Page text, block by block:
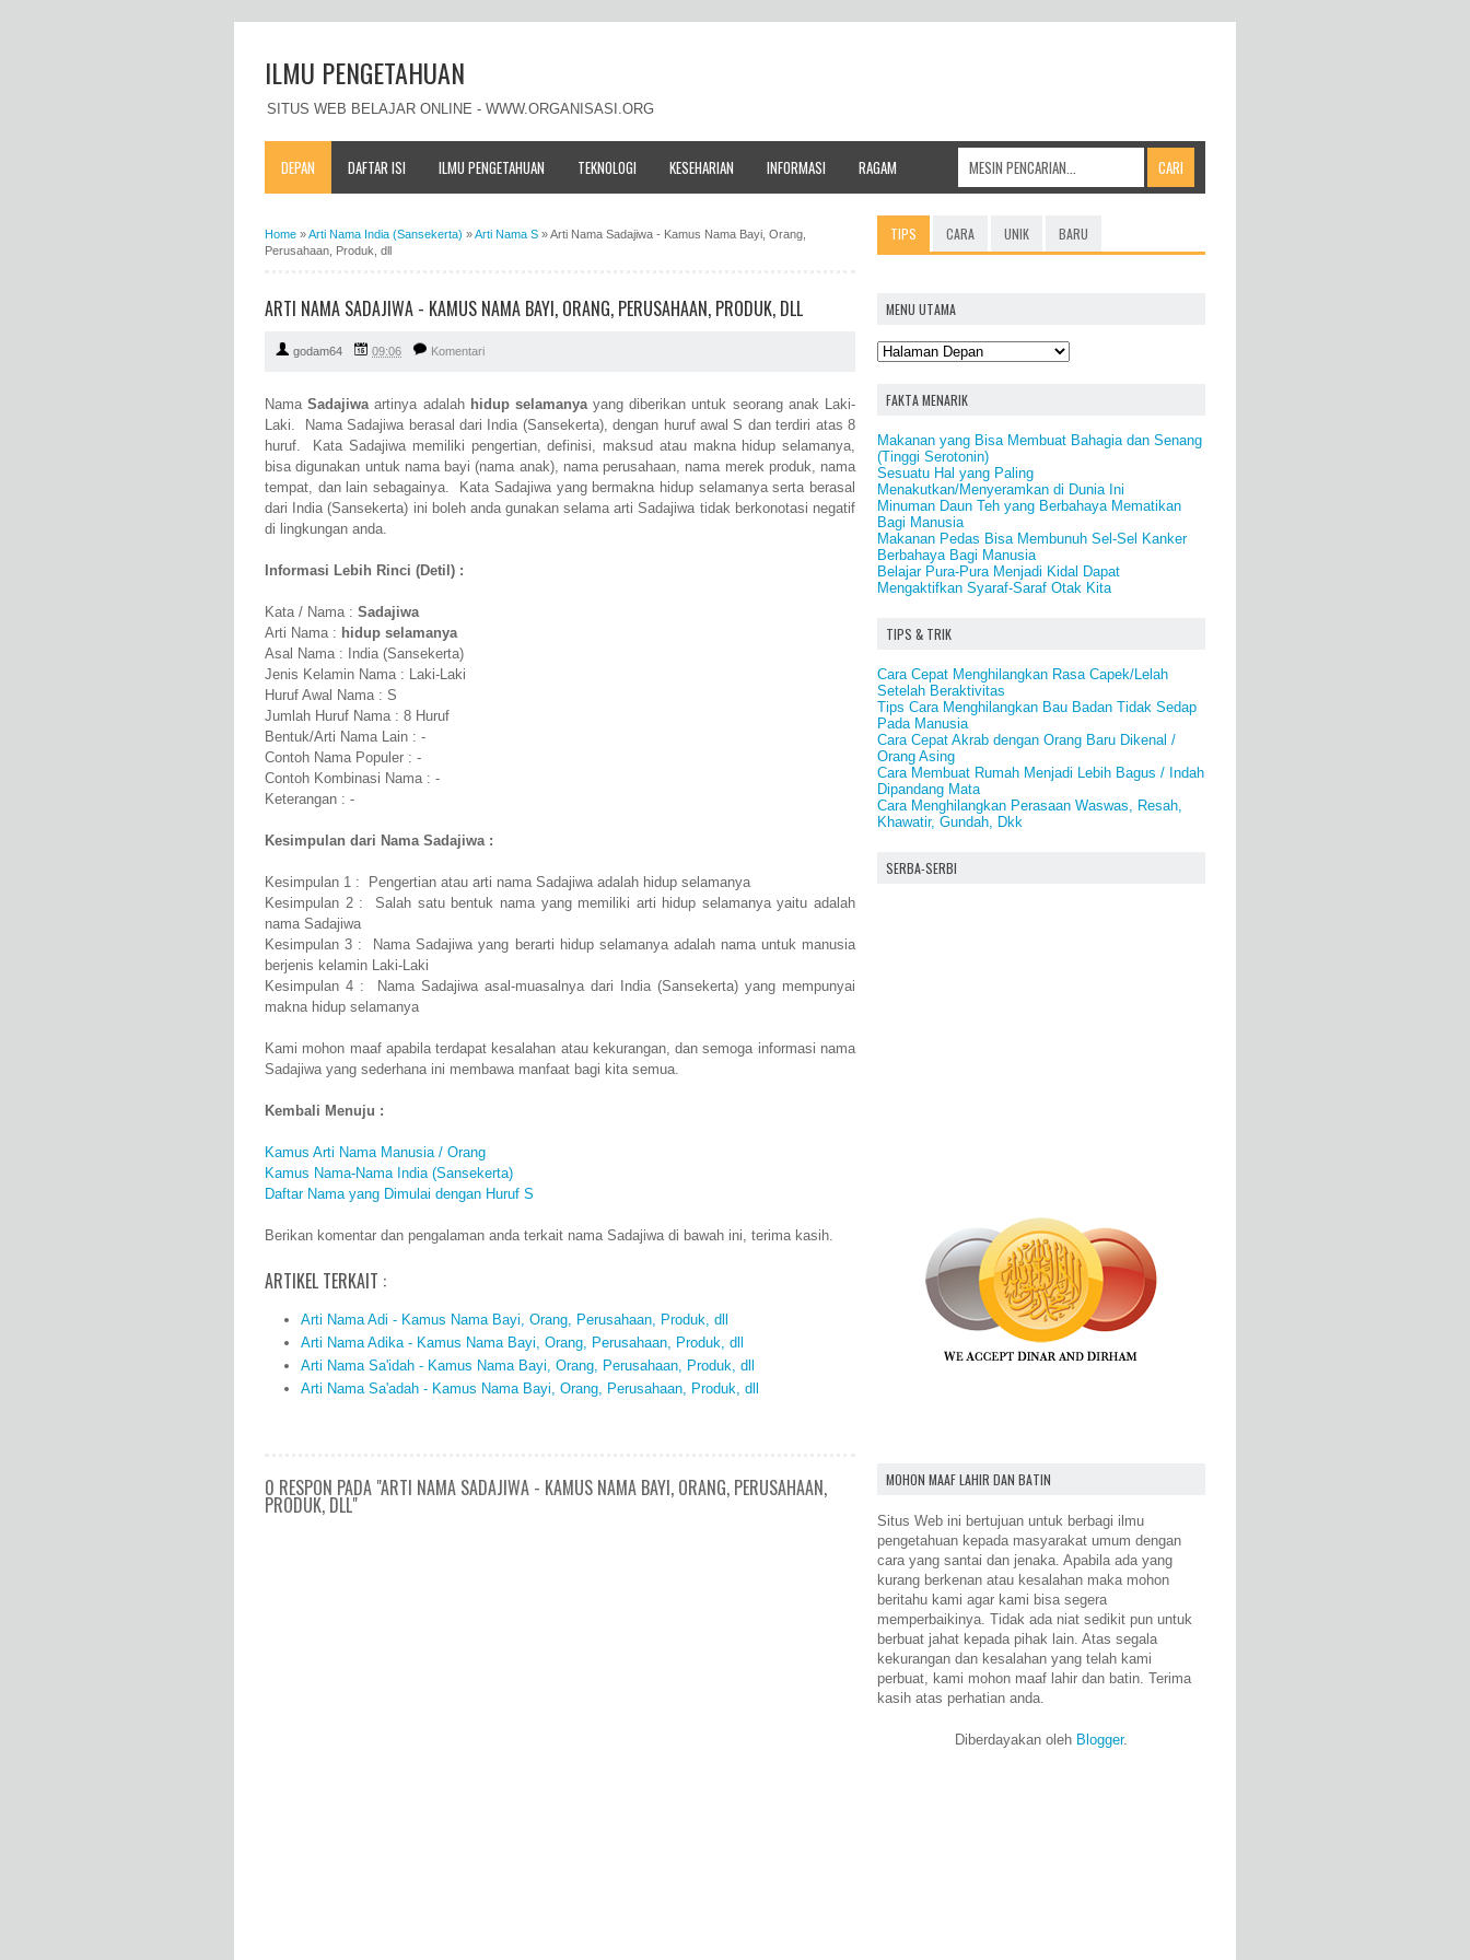
ILMU PENGETAHUAN
SITUS WEB BELAJAR ONLINE - WWW.ORGANISASI.ORG
DEPAN DAFTAR ISI ILMU PENGETAHUAN TEKNOLOGI KESEHARIAN INFORMASI RAGAM
Home »Arti Nama India (Sansekerta) »Arti Nama S »Arti Nama Sadajiwa - Kamus Nama Bayi, Orang,
Perusahaan, Produk, dll
ARTI NAMA SADAJIWA - KAMUS NAMA BAYI, ORANG, PERUSAHAAN, PRODUK, DLL
godam64 09:06 Komentari
NamaSadajiwaartinya adalah hidup selamanyayang diberikan untuk seorang anak Laki-
Laki. Nama Sadajiwa berasal dari India (Sansekerta), dengan huruf awal S dan terdiri atas 8
huruf. Kata Sadajiwa memiliki pengertian, definisi, maksud atau makna hidup selamanya,
bisa digunakan untuk nama bayi (nama anak), nama perusahaan, nama merek produk, nama
tempat, dan lain sebagainya. Kata Sadajiwa yang bermakna hidup selamanya serta berasal
dari India (Sansekerta) ini boleh anda gunakan selama arti Sadajiwa tidak berkonotasi negatif
di lingkungan anda.
Informasi Lebih Rinci (Detil) :
Kata / Nama : Sadajiwa
Arti Nama : hidup selamanya
Asal Nama : India (Sansekerta)
Jenis Kelamin Nama : Laki-Laki
Huruf Awal Nama : S
Jumlah Huruf Nama : 8 Huruf
Bentuk/Arti Nama Lain : -
Contoh Nama Populer : -
Contoh Kombinasi Nama : -
Keterangan : -
Kesimpulan dari Nama Sadajiwa :
Kesimpulan 1 : Pengertian atau arti nama Sadajiwa adalah hidup selamanya
Kesimpulan 2 : Salah satu bentuk nama yang memiliki arti hidup selamanya yaitu adalah
nama Sadajiwa
Kesimpulan 3 : Nama Sadajiwa yang berarti hidup selamanya adalah nama untuk manusia
berjenis kelamin Laki-Laki
Kesimpulan 4 : Nama Sadajiwa asal-muasalnya dari India (Sansekerta) yang mempunyai
makna hidup selamanya
Kami mohon maaf apabila terdapat kesalahan atau kekurangan, dan semoga informasi nama
Sadajiwa yang sederhana ini membawa manfaat bagi kita semua.
Kembali Menuju :
Kamus Arti Nama Manusia / Orang
Kamus Nama-Nama India (Sansekerta)
Daftar Nama yang Dimulai dengan Huruf S
Berikan komentar dan pengalaman anda terkait nama Sadajiwa di bawah ini, terima kasih.
ARTIKEL TERKAIT :
Arti Nama Adi - Kamus Nama Bayi, Orang, Perusahaan, Produk, dll
Arti Nama Adika - Kamus Nama Bayi, Orang, Perusahaan, Produk, dll
Arti Nama Sa'idah - Kamus Nama Bayi, Orang, Perusahaan, Produk, dll
Arti Nama Sa'adah - Kamus Nama Bayi, Orang, Perusahaan, Produk, dll
0 RESPON PADA "ARTI NAMA SADAJIWA - KAMUS NAMA BAYI, ORANG, PERUSAHAAN,
PRODUK, DLL"
TIPS CARA UNIK BARU
MENU UTAMA
FAKTA MENARIK
Makanan yang Bisa Membuat Bahagia dan Senang
(Tinggi Serotonin)
Sesuatu Hal yang Paling
Menakutkan/Menyeramkan di Dunia Ini
Minuman Daun Teh yang Berbahaya Mematikan
Bagi Manusia
Makanan Pedas Bisa Membunuh Sel-Sel Kanker
Berbahaya Bagi Manusia
Belajar Pura-Pura Menjadi Kidal Dapat
Mengaktifkan Syaraf-Saraf Otak Kita
TIPS & TRIK
Cara Cepat Menghilangkan Rasa Capek/Lelah
Setelah Beraktivitas
Tips Cara Menghilangkan Bau Badan Tidak Sedap
Pada Manusia
Cara Cepat Akrab dengan Orang Baru Dikenal /
Orang Asing
Cara Membuat Rumah Menjadi Lebih Bagus / Indah
Dipandang Mata
Cara Menghilangkan Perasaan Waswas, Resah,
Khawatir, Gundah, Dkk
SERBA-SERBI
MOHON MAAF LAHIR DAN BATIN
Situs Web ini bertujuan untuk berbagi ilmu
pengetahuan kepada masyarakat umum dengan
cara yang santai dan jenaka. Apabila ada yang
kurang berkenan atau kesalahan maka mohon
beritahu kami agar kami bisa segera
memperbaikinya. Tidak ada niat sedikit pun untuk
berbuat jahat kepada pihak lain. Atas segala
kekurangan dan kesalahan yang telah kami
perbuat, kami mohon maaf lahir dan batin. Terima
kasih atas perhatian anda.
Diberdayakan oleh Blogger.